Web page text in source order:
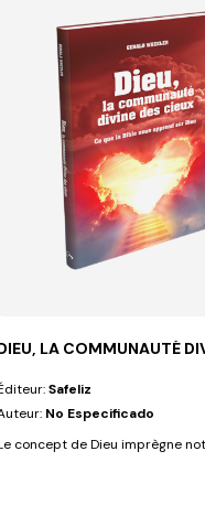
sur cette planète....
LA COMMUNAUTÉ
Safeliz
No Especificado
concept de Dieu imprègne